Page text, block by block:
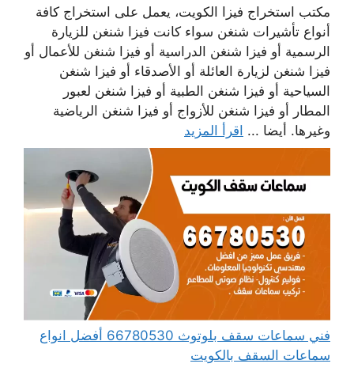
مكتب استخراج فيزا الكويت، يعمل على استخراج كافة
أنواع تأشيرات شنغن سواء كانت فيزا شنغن للزيارة
الرسمية أو فيزا شنغن الدراسية أو فيزا شنغن للأعمال أو
فيزا شنغن لزيارة العائلة أو الأصدقاء أو فيزا شنغن
السياحية أو فيزا شنغن الطبية أو فيزا شنغن لعبور
المطار أو فيزا شنغن للأزواج أو فيزا شنغن الرياضية
وغيرها. أيضا ... اقرأ المزيد
فني سماعات سقف بلوتوث 66780530 أفضل انواع
سماعات السقف بالكويت